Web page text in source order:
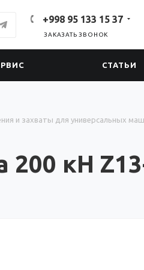
+998 95 133 15 37
ЗАКАЗАТЬ ЗВОНОК
СТАТЬИ
и захваты для универсальных
200 кН